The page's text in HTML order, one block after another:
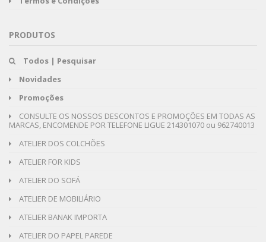
PRODUTOS
Todos | Pesquisar
Novidades
Promoções
CONSULTE OS NOSSOS DESCONTOS E PROMOÇÕES EM TODAS AS
MARCAS, ENCOMENDE POR TELEFONE LIGUE 214301070 ou 962740013
ATELIER DOS COLCHÕES
ATELIER FOR KIDS
ATELIER DO SOFÁ
ATELIER DE MOBILIÁRIO
ATELIER BANAK IMPORTA
ATELIER DO PAPEL PAREDE